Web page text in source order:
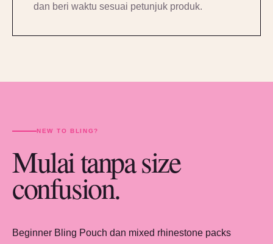
dan beri waktu sesuai petunjuk produk.
NEW TO BLING?
Mulai tanpa size
confusion.
Beginner Bling Pouch dan mixed rhinestone packs